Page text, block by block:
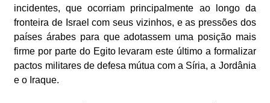
incidentes, que ocorriam principalmente ao longo da
fronteira de Israel com seus vizinhos, e as pressões dos
países árabes para que adotassem uma posição mais
firme por parte do Egito levaram este último a formalizar
pactos militares de defesa mútua com a Síria, a Jordânia
e o Iraque.